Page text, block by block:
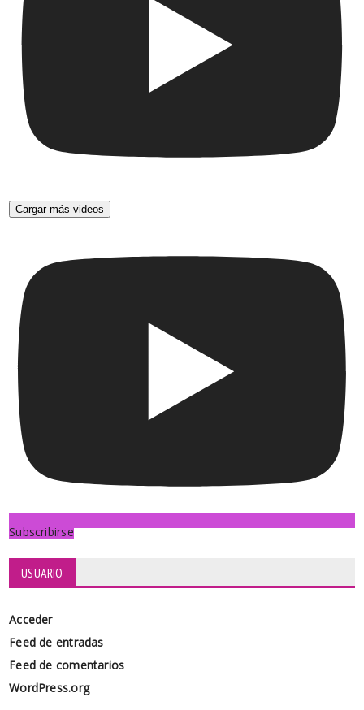
Cargar más videos
Subscribirse
USUARIO
Acceder
Feed de entradas
Feed de comentarios
WordPress.org